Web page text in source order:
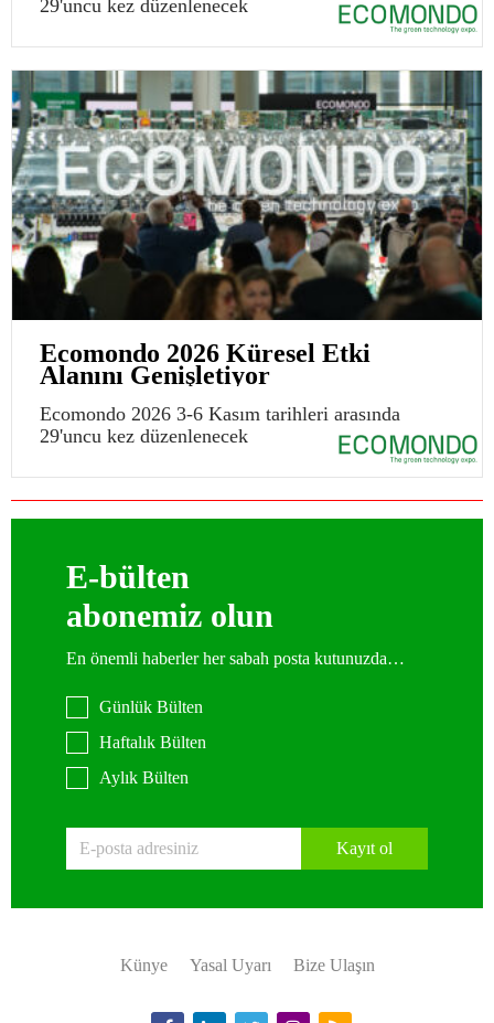
29'uncu kez düzenlenecek
Ecomondo 2026 Küresel Etki
Alanını Genişletiyor
Ecomondo 2026 3-6 Kasım tarihleri arasında
29'uncu kez düzenlenecek
E-bülten
abonemiz olun
En önemli haberler her sabah posta kutunuzda…
Günlük Bülten
Haftalık Bülten
Aylık Bülten
Kayıt ol
Künye Yasal Uyarı Bize Ulaşın